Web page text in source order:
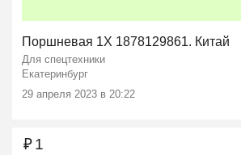
Поршневая 1X 1878129861. Китай
Для спецтехники
Екатеринбург
29 апреля 2023 в 20:22
₽1